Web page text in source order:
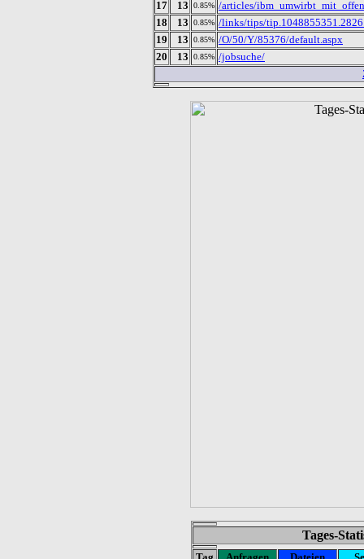
17
13 0.85% /articles/
18
13 0.85% /links/tips/
19
13 0.85% /O/50/Y/85376/default.aspx
20
13 0.85% /jobsuche/
Tages-